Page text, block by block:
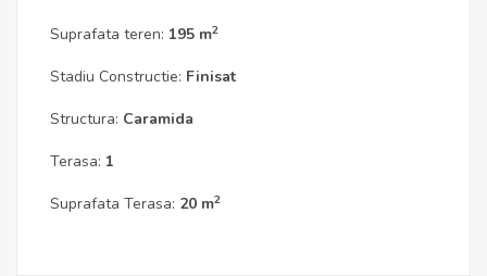
Suprafata teren: 195 m2
Stadiu Constructie: Finisat
Structura: Caramida
Terasa: 1
Suprafata Terasa: 20 m2